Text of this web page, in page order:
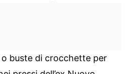
o buste di crocchette per